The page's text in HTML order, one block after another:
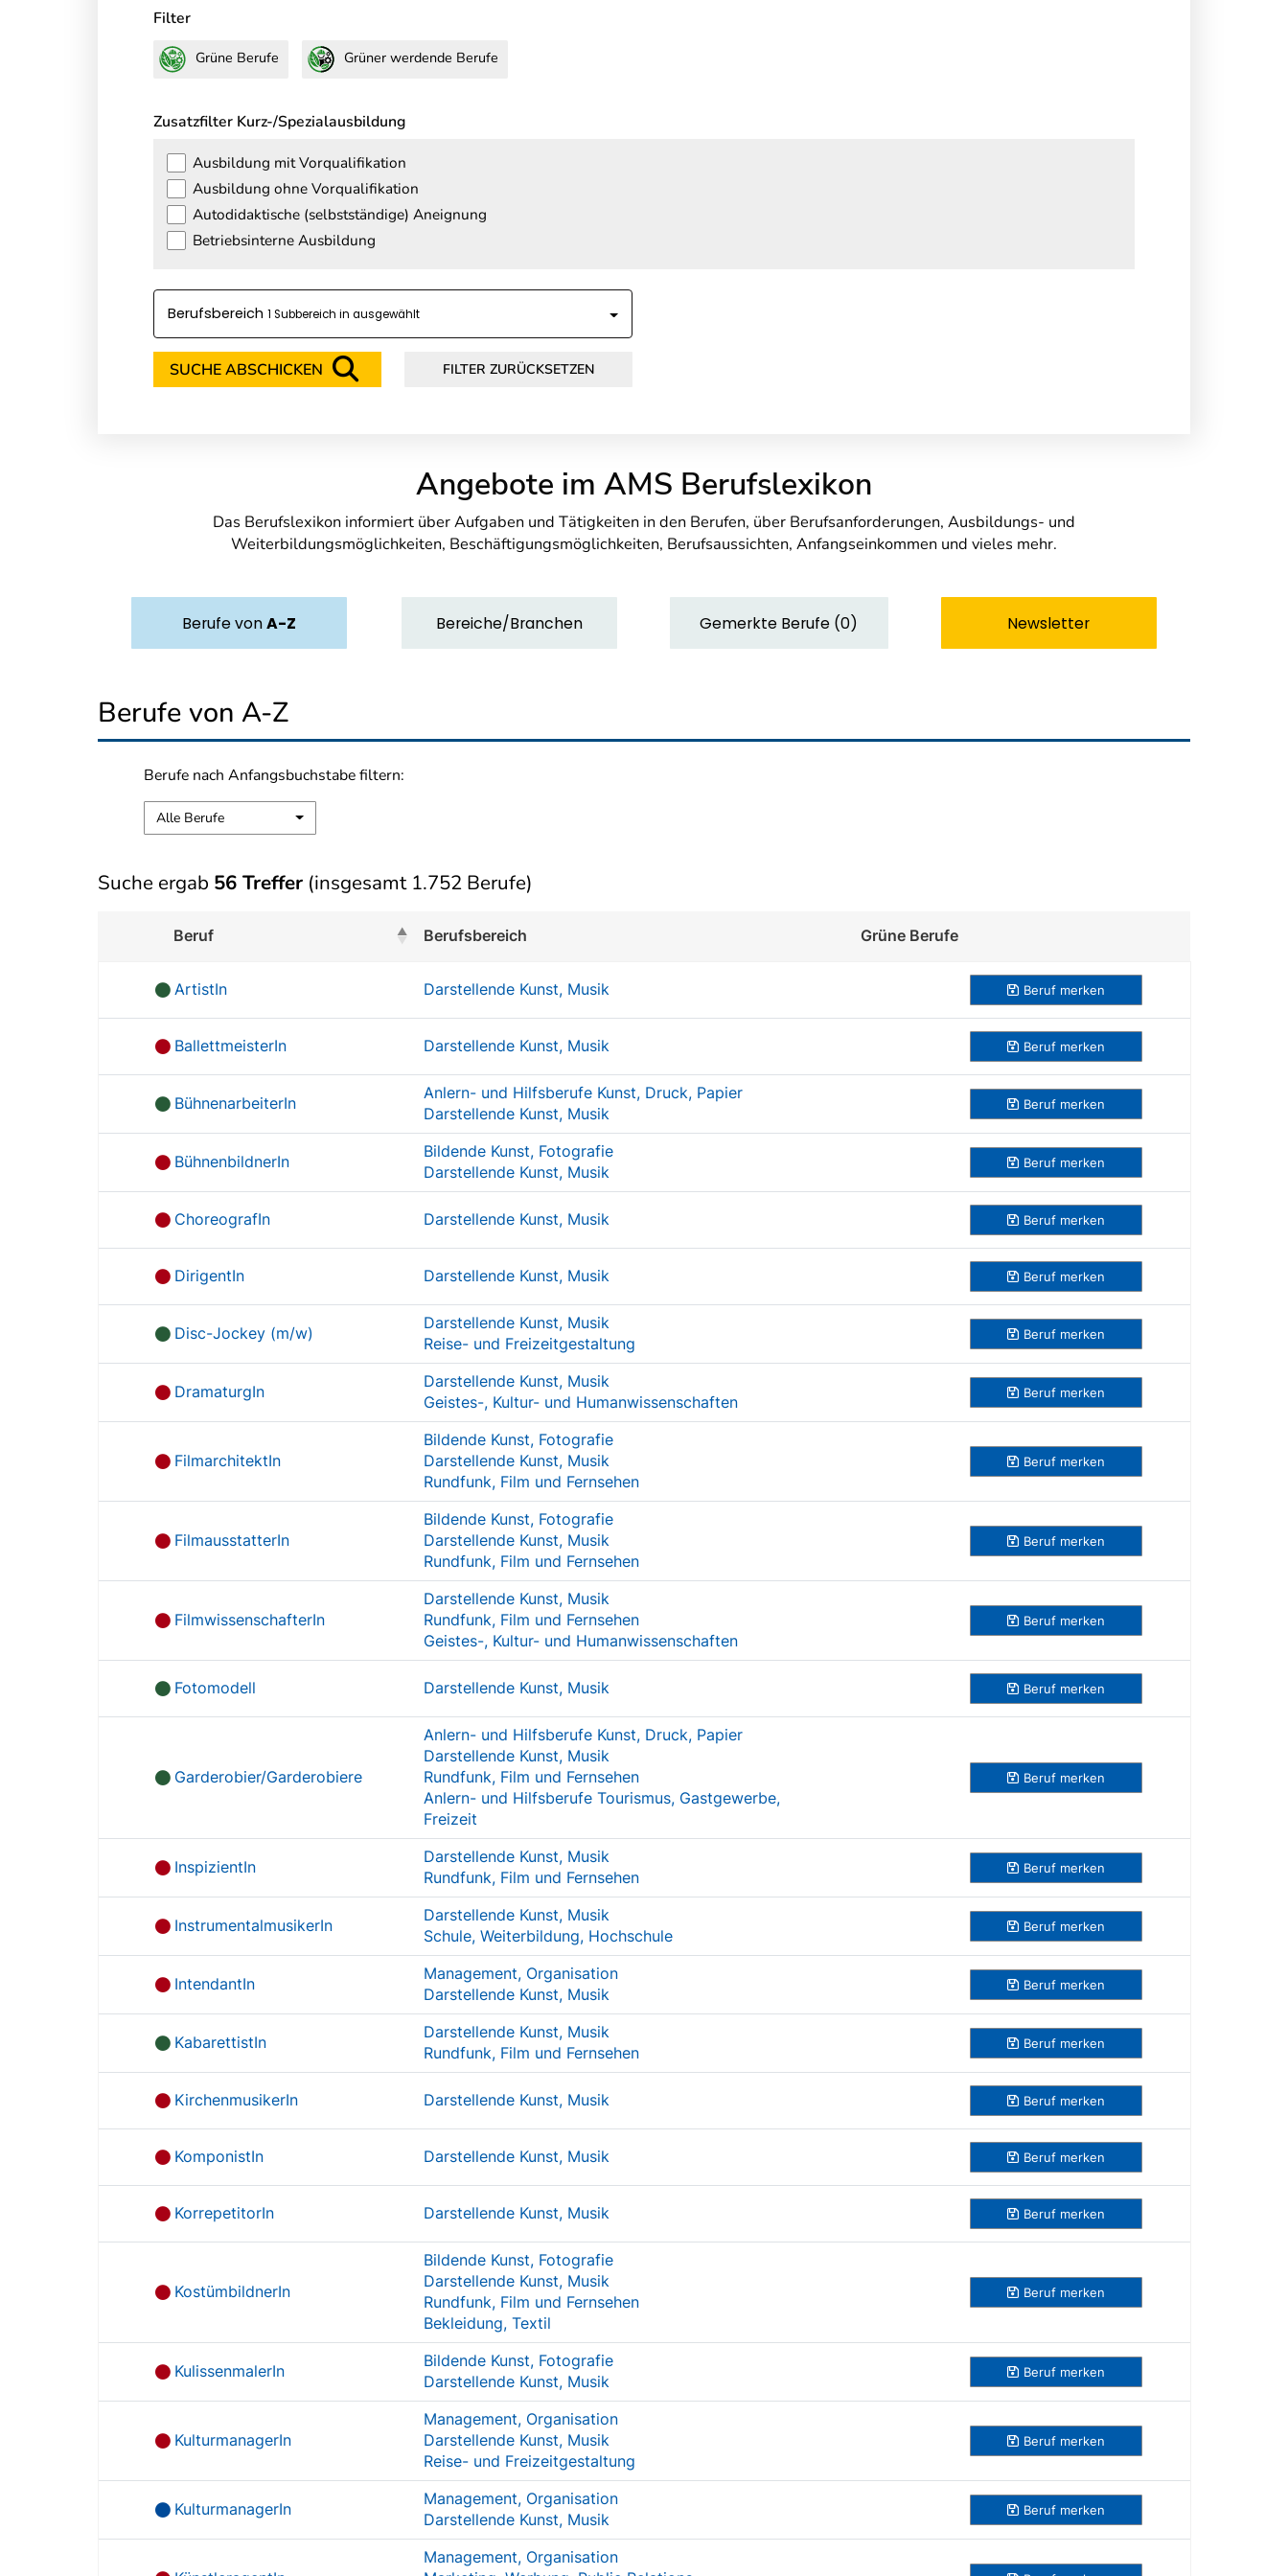
Filter
Grüne Berufe Grüner werdende Berufe
Zusatzfilter Kurz-/Spezialausbildung
Ausbildung mit Vorqualifikation
Ausbildung ohne Vorqualifikation
Autodidaktische (selbstständige) Aneignung
Betriebsinterne Ausbildung
Berufsbereich 1 Subbereich in
SUCHE ABSCHICKEN FILTER ZURÜCKSETZEN
Angebote im AMS Berufslexikon
Das Berufslexikon informiert über Aufgaben und Tätigkeiten in den Berufen, über Berufsanforderungen, Ausbildungs- und
Weiterbildungsmöglichkeiten, Beschäftigungsmöglichkeiten, Berufsaussichten, Anfangseinkommen und vieles mehr.
BerufevonA-Z Bereiche/Branchen Gemerkte Berufe (0) Newsletter
Berufe von A-Z
Berufe nach Anfangsbuchstabe filtern:
Alle Berufe
Suche ergab 56 Treffer (insgesamt 1.752 Berufe)
Beruf Berufsbereich Grüne Berufe
ArtistIn Darstellende Kunst, Musik Beruf merken
BallettmeisterIn Darstellende Kunst, Musik Beruf merken
BühnenarbeiterIn
Anlern- und Hilfsberufe Kunst, Druck, Papier
Darstellende Kunst, Musik
Beruf merken
BühnenbildnerIn
Bildende Kunst, Fotografie
Darstellende Kunst, Musik
Beruf merken
ChoreografIn Darstellende Kunst, Musik Beruf merken
DirigentIn Darstellende Kunst, Musik Beruf merken
Disc-Jockey (m/w)
Darstellende Kunst, Musik
Reise- und Freizeitgestaltung
Beruf merken
DramaturgIn
Darstellende Kunst, Musik
Geistes-, Kultur- und Humanwissenschaften
Beruf merken
FilmarchitektIn
Bildende Kunst, Fotografie
Darstellende Kunst, Musik
Rundfunk, Film und Fernsehen
Beruf merken
FilmausstatterIn
Bildende Kunst, Fotografie
Darstellende Kunst, Musik
Rundfunk, Film und Fernsehen
Beruf merken
FilmwissenschafterIn
Darstellende Kunst, Musik
Rundfunk, Film und Fernsehen
Geistes-, Kultur- und Humanwissenschaften
Beruf merken
Fotomodell Darstellende Kunst, Musik Beruf merken
Garderobier/Garderobiere
Anlern- und Hilfsberufe Kunst, Druck, Papier
Darstellende Kunst, Musik
Rundfunk, Film und Fernsehen
Anlern- und Hilfsberufe Tourismus, Gastgewerbe,
Freizeit
Beruf merken
InspizientIn
Darstellende Kunst, Musik
Rundfunk, Film und Fernsehen
Beruf merken
InstrumentalmusikerIn
Darstellende Kunst, Musik
Schule, Weiterbildung, Hochschule
Beruf merken
IntendantIn
Management, Organisation
Darstellende Kunst, Musik
Beruf merken
KabarettistIn
Darstellende Kunst, Musik
Rundfunk, Film und Fernsehen
Beruf merken
KirchenmusikerIn Darstellende Kunst, Musik Beruf merken
KomponistIn Darstellende Kunst, Musik Beruf merken
KorrepetitorIn Darstellende Kunst, Musik Beruf merken
KostümbildnerIn
Bildende Kunst, Fotografie
Darstellende Kunst, Musik
Rundfunk, Film und Fernsehen
Bekleidung, Textil
Beruf merken
KulissenmalerIn
Bildende Kunst, Fotografie
Darstellende Kunst, Musik
Beruf merken
KulturmanagerIn
Management, Organisation
Darstellende Kunst, Musik
Reise- und Freizeitgestaltung
Beruf merken
KulturmanagerIn
Management, Organisation
Darstellende Kunst, Musik
Beruf merken
Management, Organisation